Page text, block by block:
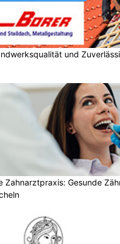
und
Zahnarztpraxis: Gesunde